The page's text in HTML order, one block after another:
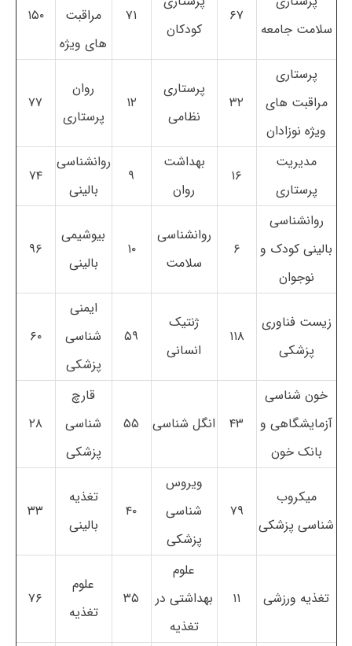
سلامت جامعه
۶۷
کودکان
۷۱
مراقبت
های ویژه
۱۵۰
پرستاری
مراقبت های
ویژه نوزادان
۳۲
پرستاری
نظامی
۱۲
روان
پرستاری
۷۷
مدیریت
پرستاری
۱۶
بهداشت
روان
۹
روانشناسی
بالینی
۷۴
روانشناسی
بالینی کودک و
نوجوان
۶
روانشناسی
سلامت
۱۰
بیوشیمی
بالینی
۹۶
زیست فناوری
پزشکی
۱۱۸
ژنتیک
انسانی
۵۹
ایمنی
شناسی
پزشکی
۶۰
خون شناسی
آزمایشگاهی و
بانک خون
۴۳ انگل شناسی ۵۵
قارچ
شناسی
پزشکی
۲۸
میکروب
شناسی پزشکی
۷۹
ویروس
شناسی
پزشکی
۴۰
تغذیه
بالینی
۳۳
تغذیه ورزشی ۱۱
علوم
بهداشتی در
تغذیه
۳۵
علوم
تغذیه
۷۶